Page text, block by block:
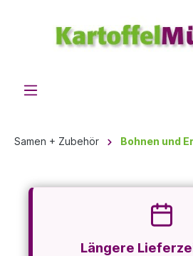
Samen + Zubehör Bohnen und
Längere